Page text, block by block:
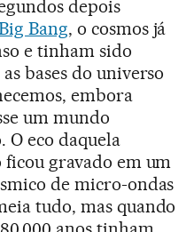
depois
Bang, o cosmos já
e tinham sido
bases do universo
embora
um mundo
O eco daquela
ficou gravado em um
de micro-ondas
tudo, mas quando